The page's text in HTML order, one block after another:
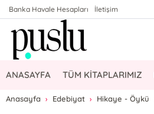
Banka Havale Hesapları İletişim
ANASAYFA TÜM KİTAPLARIMIZ
Anasayfa Edebiyat Hikaye - Öykü